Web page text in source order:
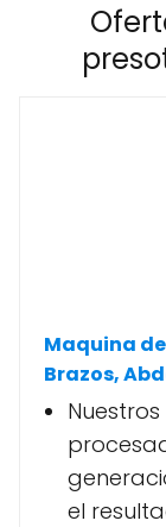
Maquina
Brazos,
el